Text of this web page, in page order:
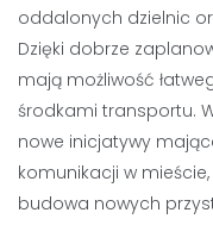
oddalonych dzielnic
Dzięki dobrze
mają możliwość
środkami transportu.
nowe inicjatywy
komunikacji w
budowa nowych